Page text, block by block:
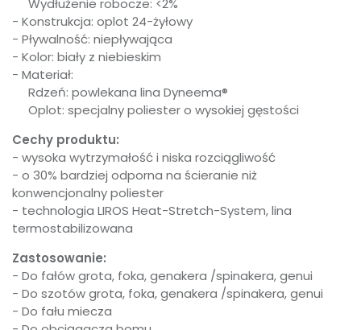
Wydłużenie robocze: <2%
- Konstrukcja: oplot 24-żyłowy
- Pływalność: niepływająca
- Kolor: biały z niebieskim
- Materiał:
Rdzeń: powlekana lina Dyneema®
Oplot: specjalny poliester o wysokiej gęstości
Cechy produktu:
- wysoka wytrzymałość i niska rozciągliwość
- o 30% bardziej odporna na ścieranie niż
konwencjonalny poliester
- technologia LIROS Heat-Stretch-System, lina
termostabilizowana
Zastosowanie:
- Do fałów grota, foka, genakera /spinakera, genui
- Do szotów grota, foka, genakera /spinakera, genui
- Do fału miecza
W ostatnich 7 dniach produktem interesuje się